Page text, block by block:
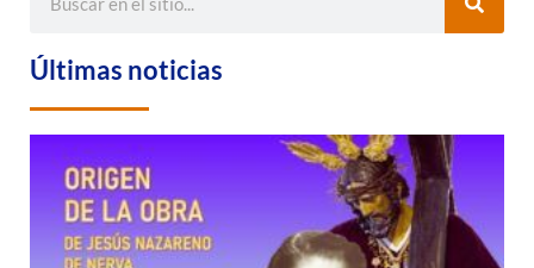
Últimas noticias